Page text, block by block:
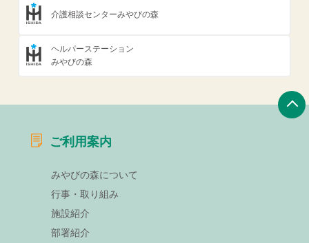
介護相談センターみやびの森
ヘルパーステーション
みやびの森
ご利用案内
みやびの森について
行事・取り組み
施設紹介
部署紹介